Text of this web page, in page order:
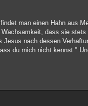
man einen Hahn aus
dass sie
Jesus nach dessen
du mich nicht kennst."